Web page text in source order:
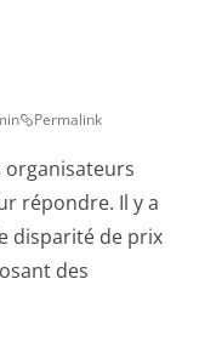
Permalink
organisateurs
répondre. Il y a
disparité de prix
des